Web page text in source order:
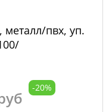
металл/пвх, уп.
-20%